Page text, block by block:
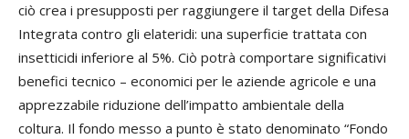
ciò crea i presupposti per raggiungere il target della Difesa
Integrata contro gli elateridi: una superficie trattata con
insetticidi inferiore al 5%. Ciò potrà comportare significativi
benefici tecnico – economici per le aziende agricole e una
apprezzabile riduzione dell’impatto ambientale della
coltura. Il fondo messo a punto è stato denominato “Fondo